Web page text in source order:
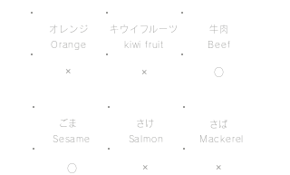
Orange
×
キウイフルーツ
kiwi fruit
×
オレンジ
Beef
牛肉
○
Sesame
ごま
○
Salmon
さけ
×
Mackerel
さば
×